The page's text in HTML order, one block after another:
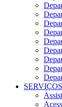
SERVIÇOS